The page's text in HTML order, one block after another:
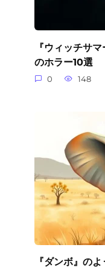
『ウィッチサ
のホラー10選
0 148
『ダンボ』の